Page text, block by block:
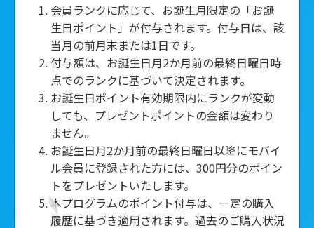
会員ランクに応じて、お誕生月限定の「お誕
生日ポイント」が付与されます。付与日は、該
当月の前月末または1日です。
付与額は、お誕生日月2か月前の最終日曜日時
点でのランクに基づいて決定されます。
お誕生日ポイント有効期限内にランクが変動
しても、プレゼントポイントの金額は変わり
ません。
お誕生日月2か月前の最終日曜日以降にモバイ
ル会員に登録された方には、300円分のポイン
トをプレゼントいたします。
本プログラムのポイント付与は、一定の購入
履歴に基づき適用されます。過去のご購入状況